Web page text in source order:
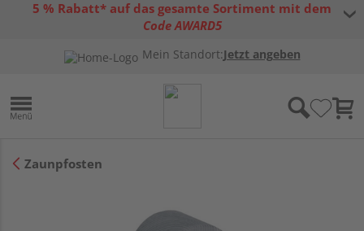
5 % Rabatt* auf das gesamte Sortiment mit dem
Code AWARD5
Gutscheinbedingungen
Mein Standort:Jetzt angeben
Zaunpfosten